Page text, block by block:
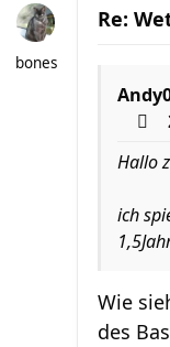
bones
Re:
Hallo
ich
Wie
des